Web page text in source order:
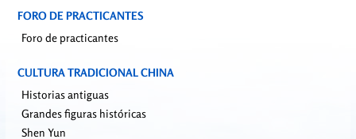
FORO DE PRACTICANTES
Foro de practicantes
CULTURA TRADICIONAL CHINA
Historias antiguas
Grandes figuras históricas
Shen Yun